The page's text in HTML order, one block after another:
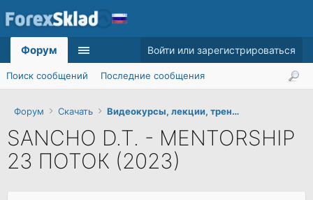
Форум Скачать Видеокурсы, лекции, тренинги
SANCHO D.T. - MENTORSHIP
23 ПОТОК (2023)
Форум
Поиск сообщений Последние сообщения
Войти или зарегистрироваться